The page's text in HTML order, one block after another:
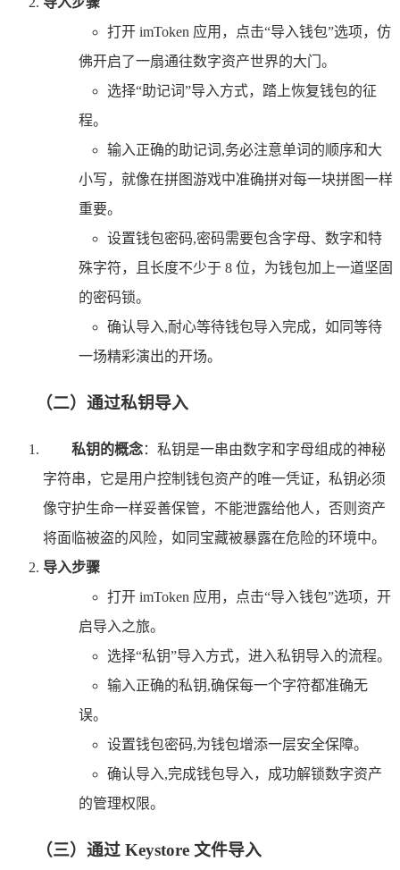
打开 imToken 应用，点击“导入钱包”选项，仿
佛开启了一扇通往数字资产世界的大门。
选择“助记词”导入方式，踏上恢复钱包的征
程。
输入正确的助记词,务必注意单词的顺序和大
小写，就像在拼图游戏中准确拼对每一块拼图一样
重要。
设置钱包密码,密码需要包含字母、数字和特
殊字符，且长度不少于 8 位，为钱包加上一道坚固
的密码锁。
确认导入,耐心等待钱包导入完成，如同等待
一场精彩演出的开场。
（二）通过私钥导入
私钥的概念：私钥是一串由数字和字母组成的神秘
字符串，它是用户控制钱包资产的唯一凭证，私钥必须
像守护生命一样妥善保管，不能泄露给他人，否则资产
将面临被盗的风险，如同宝藏被暴露在危险的环境中。
导入步骤
打开 imToken 应用，点击“导入钱包”选项，开
启导入之旅。
选择“私钥”导入方式，进入私钥导入的流程。
输入正确的私钥,确保每一个字符都准确无
误。
设置钱包密码,为钱包增添一层安全保障。
确认导入,完成钱包导入，成功解锁数字资产
的管理权限。
（三）通过 Keystore 文件导入